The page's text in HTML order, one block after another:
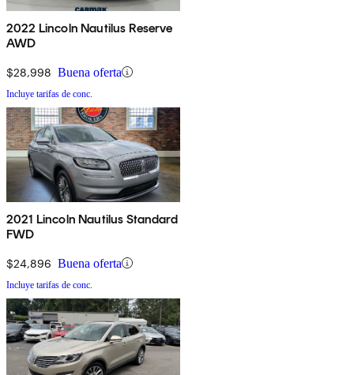
2022 Lincoln Nautilus Reserve
AWD
$28,998 Buena oferta
Incluye tarifas de conc.
2021 Lincoln Nautilus Standard
FWD
$24,896 Buena oferta
Incluye tarifas de conc.